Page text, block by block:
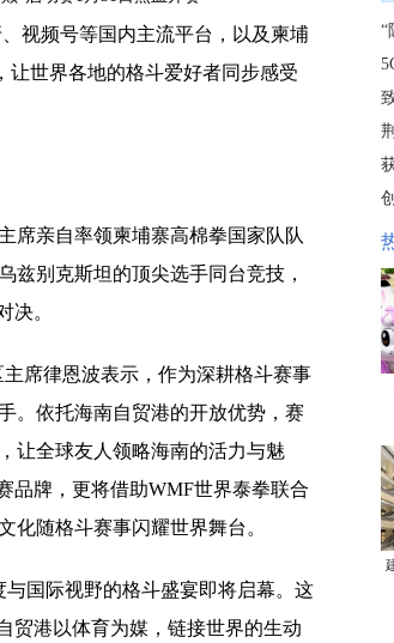
视频号等国内主流平台，以及柬埔
让世界各地的格斗爱好者同步感受
席亲自率领柬埔寨高棉拳国家队队
兹别克斯坦的顶尖选手同台竞技，
决。
席律恩波表示，作为深耕格斗赛事
。依托海南自贸港的开放优势，赛
让全球友人领略海南的活力与魅
品牌，更将借助WMF世界泰拳联合
化随格斗赛事闪耀世界舞台。
国际视野的格斗盛宴即将启幕。这
贸港以体育为媒，链接世界的生动
“